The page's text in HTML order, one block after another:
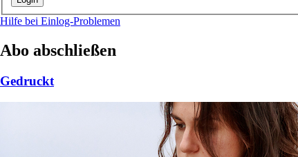
Hilfe bei Einlog-Problemen
Abo abschließen
Gedruckt